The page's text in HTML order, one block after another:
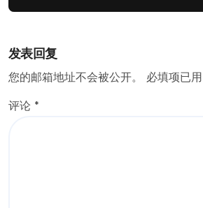
发表回复
您的邮箱地址不会被公开。 必填项已用
评论 *